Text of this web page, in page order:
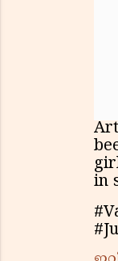
in